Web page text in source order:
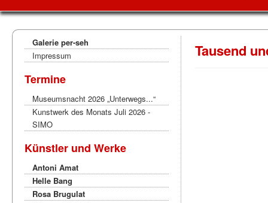
Galerie per-seh
Impressum
Termine
Museumsnacht 2026 „Unterwegs...“
Kunstwerk des Monats Juli 2026 -
SIMO
Künstler und Werke
Antoni Amat
Helle Bang
Rosa Brugulat
Tausend